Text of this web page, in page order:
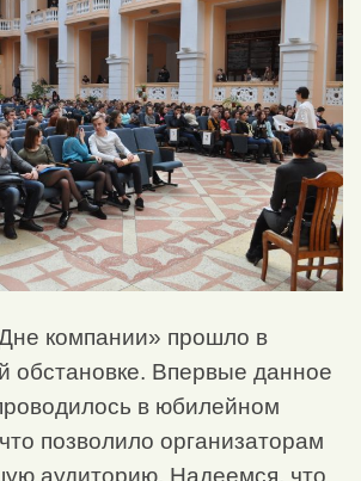
компании» прошло в
обстановке. Впервые данное
в юбилейном
позволило организаторам